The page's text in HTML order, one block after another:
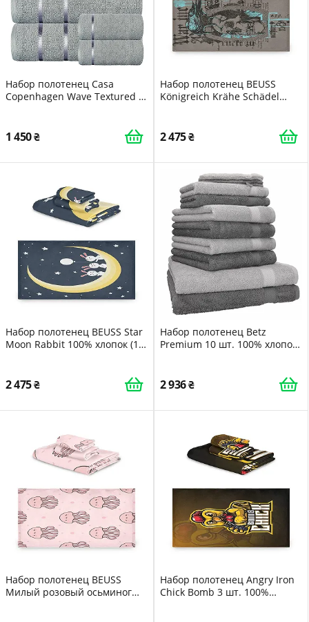
Набор полотенец Casa
Copenhagen Wave Textured 4
1 450
Набор полотенец BEUSS
Königreich Krähe Schädel
2 475
Набор полотенец BEUSS Star
Moon Rabbit 100% хлопок (1
салфетка)
2 475
Набор полотенец Betz
Premium 10 шт. 100% хлопок
2 936
Набор полотенец BEUSS
Милый розовый осьминог
Набор полотенец Angry Iron
Chick Bomb 3 шт. 100%